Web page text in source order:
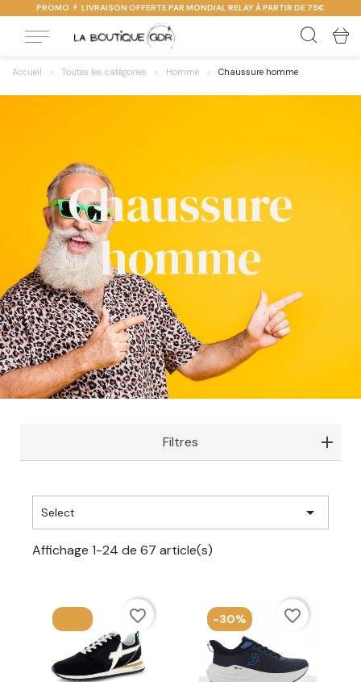
PROMO LIVRAISON OFFERTE PAR MONDIAL RELAY À PARTIR DE 75€
Accueil Toutes les catégories Homme Chaussure homme
Chaussure
homme
Filtres
Select 
Affichage 1-24 de 67 article(s)
favorite_border -30% favorite_border